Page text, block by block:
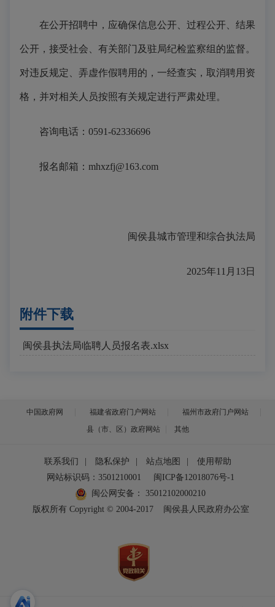
在公开招聘中，应确保信息公开、过程公开、结果
公开，接受社会、有关部门及驻局纪检监察组 的监督。
对违反规定、弄虚作假聘用的，一经查实，取消聘用资
格，并对相关人员按照有关规定进行严肃处理。
咨询电话： 0591-62336696
报名邮箱： mhxzfj@163.com
闽侯县城市管理和综合执法局
2025年11 月 13日
附件下载
闽侯县执法局临聘人员报名表.xlsx
中国政府网 福建省政府门户网站
福州市政府门户网站
县（市、区）政府网站
其他
联系我们 隐私保护 站点地图
使用帮助
网站标识码：3501210001
闽ICP备12018076号-1
闽公网安备：
35012102000210
版权所有 Copyright © 2004-2017
闽侯县人民政府办公室